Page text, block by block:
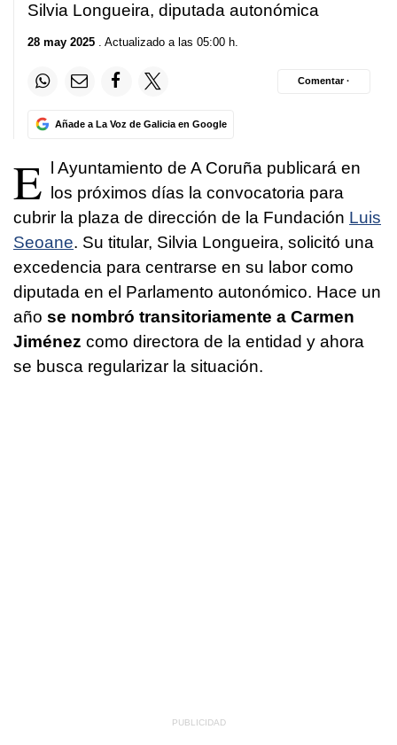
Silvia Longueira, diputada autonómica
28 may 2025 . Actualizado a las 05:00 h.
Añade a La Voz de Galicia en Google
Comentar ·
E l Ayuntamiento de A Coruña publicará en
los próximos días la convocatoria para
cubrir la plaza de dirección de la Fundación Luis
Seoane. Su titular, Silvia Longueira, solicitó una
excedencia para centrarse en su labor como
diputada en el Parlamento autonómico. Hace un
año se nombró transitoriamente a Carmen
Jiménez como directora de la entidad y ahora
se busca regularizar la situación.